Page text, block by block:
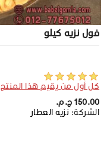
فول نزيه كيلو
كل أول من يقيم هذا المنتج
150.00 ج.م.‏
الشركة: نزيه العطار